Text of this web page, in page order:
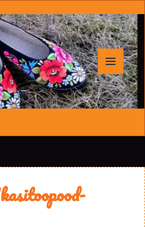
MENÜÜ
JA
MOODULID